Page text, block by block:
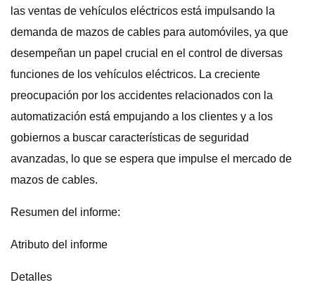
las ventas de vehículos eléctricos está impulsando la
demanda de mazos de cables para automóviles, ya que
desempeñan un papel crucial en el control de diversas
funciones de los vehículos eléctricos. La creciente
preocupación por los accidentes relacionados con la
automatización está empujando a los clientes y a los
gobiernos a buscar características de seguridad
avanzadas, lo que se espera que impulse el mercado de
mazos de cables.
Resumen del informe:
Atributo del informe
Detalles